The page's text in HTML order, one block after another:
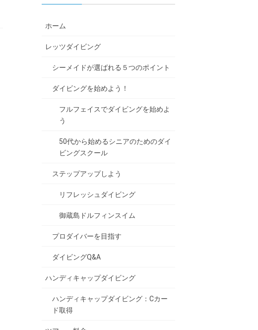
ホーム
レッツダイビング
シーメイドが選ばれる５つのポイント
ダイビングを始めよう！
フルフェイスでダイビングを始めよ
う
50代から始めるシニアのためのダイ
ビングスクール
ステップアップしよう
リフレッシュダイビング
御蔵島ドルフィンスイム
プロダイバーを目指す
ダイビングQ&A
ハンディキャップダイビング
ハンディキャップダイビング：Cカー
ド取得